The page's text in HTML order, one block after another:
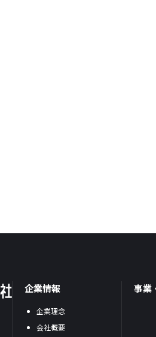
企業情報
企業理念
会社概要
事業